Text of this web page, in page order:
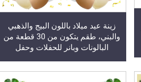
زينة عيد ميلاد باللون البيج والذهبي
والبني، طقم يتكون من 30 قطعة من
البالونات وبانر للحفلات وحفل